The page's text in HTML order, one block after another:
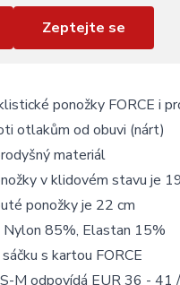
Zeptejte se
ponožky FORCE i
otlakům od obuvi (nárt)
materiál
v klidovém stavu je
ponožky je 22 cm
Nylon 85%, Elastan 15%
s kartou FORCE
M odpovídá EUR 36 - 41